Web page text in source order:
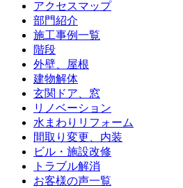
アクセスマップ
部門紹介
施工事例一覧
階段
外壁、屋根
建物解体
玄関ドア、窓
リノベーション
水まわりリフォーム
間取り変更、内装
ビル・施設改修
トラブル解消
お客様の声一覧